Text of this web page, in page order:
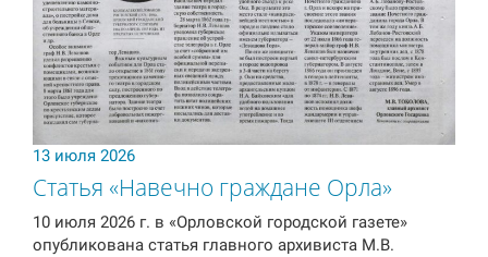
13 июля 2026
Статья «Навечно граждане Орла»
10 июля 2026 г. в «Орловской городской газете»
опубликована статья главного архивиста М.В.